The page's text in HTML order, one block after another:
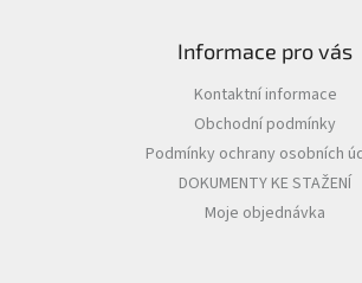
Informace pro vás
Kontaktní informace
Obchodní podmínky
Podmínky ochrany osobních
DOKUMENTY KE STAŽENÍ
Moje objednávka